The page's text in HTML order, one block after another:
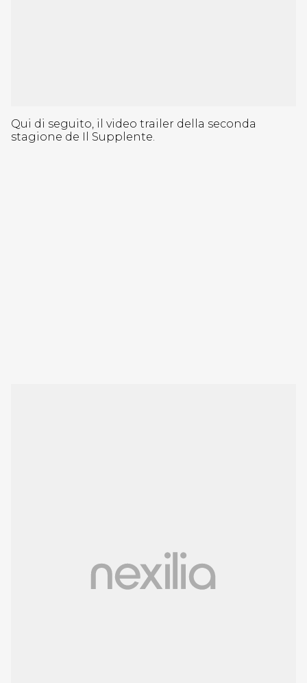
Qui di seguito, il video trailer della seconda
stagione de Il Supplente.